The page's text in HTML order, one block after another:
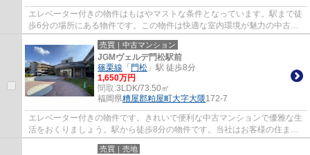
エレベーター付きの物件はもはやマストな条件となっています。駅まで徒
歩6分の場所にある物件です。この物件は快適な室内環境が魅力の中古マ
ンションとなっています。お客様の住まい探...
売買｜中古マンション
JGMヴェルデ門松駅前
篠栗線 「 門松 」駅 徒歩8分
1,650万円
間取:3LDK/73.50㎡
福岡県糟屋郡粕屋町大字大隈172-7
エレベーター付きの物件です。きれいで便利な中古マンションで優雅な生
活をおくりましょう。駅から徒歩8分の物件です。当社はお客様の住まい
探しをサポートし、快適な暮らしができるよ...
売買｜売地